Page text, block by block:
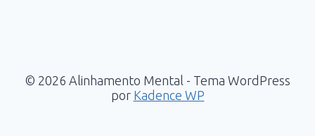
© 2026 Alinhamento Mental - Tema WordPress
por Kadence WP